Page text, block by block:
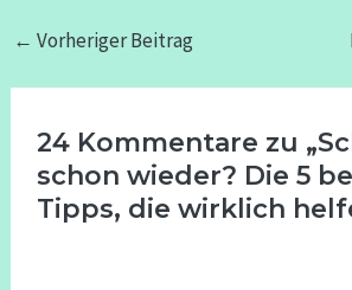
← Vorheriger Beitrag
24 Kommentare zu
schon wieder? Die 5
Tipps, die wirklich